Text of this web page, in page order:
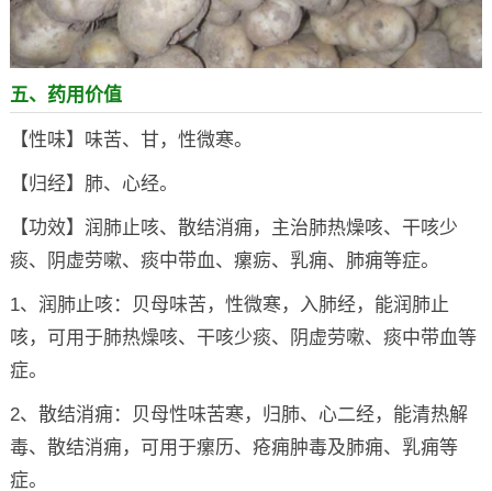
五、药用价值
【性味】味苦、甘，性微寒。
【归经】肺、心经。
【功效】润肺止咳、散结消痈，主治肺热燥咳、干咳少
痰、阴虚劳嗽、痰中带血、瘰疬、乳痈、肺痈等症。
1、润肺止咳：贝母味苦，性微寒，入肺经，能润肺止
咳，可用于肺热燥咳、干咳少痰、阴虚劳嗽、痰中带血等
症。
2、散结消痈：贝母性味苦寒，归肺、心二经，能清热解
毒、散结消痈，可用于瘰历、疮痈肿毒及肺痈、乳痈等
症。